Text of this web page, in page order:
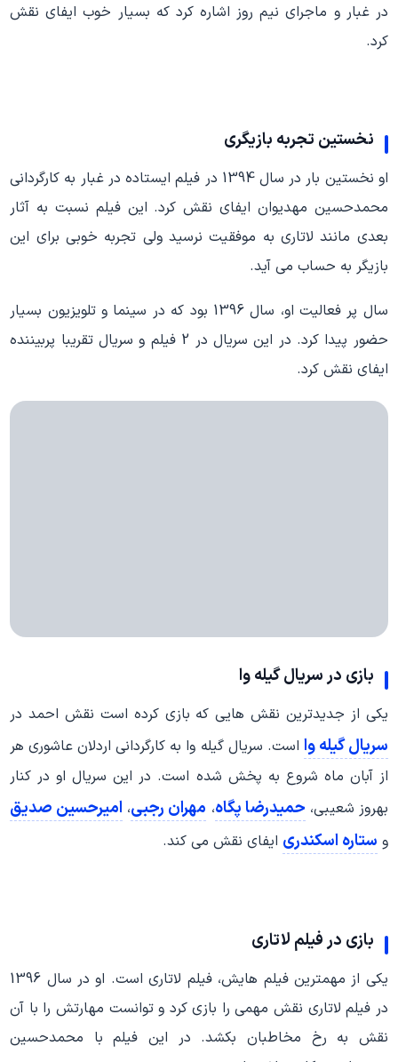
در غبار و ماجرای نیم روز اشاره کرد که بسیار خوب ایفای نقش
کرد.
نخستین تجربه بازیگری
او نخستین بار در سال 1394 در فیلم ایستاده در غبار به کارگردانی
محمدحسین مهدیوان ایفای نقش کرد. این فیلم نسبت به آثار
بعدی مانند لاتاری به موفقیت نرسید ولی تجربه خوبی برای این
بازیگر به حساب می آید.
سال پر فعالیت او، سال 1396 بود که در سینما و تلویزیون بسیار
حضور پیدا کرد. در این سریال در 2 فیلم و سریال تقریبا پربیننده
ایفای نقش کرد.
بازی در سریال گیله وا
یکی از جدیدترین نقش هایی که بازی کرده است نقش احمد در
سریال گیله وا است. سریال گیله وا به کارگردانی اردلان عاشوری هر
از آبان ماه شروع به پخش شده است. در این سریال او در کنار
بهروز شعیبی، حمیدرضا پگاه، مهران رجبی، امیرحسین صدیق
و ستاره اسکندری ایفای نقش می کند.
بازی در فیلم لاتاری
یکی از مهمترین فیلم هایش، فیلم لاتاری است. او در سال 1396
در فیلم لاتاری نقش مهمی را بازی کرد و توانست مهارتش را با آن
نقش به رخ مخاطبان بکشد. در این فیلم با محمدحسین